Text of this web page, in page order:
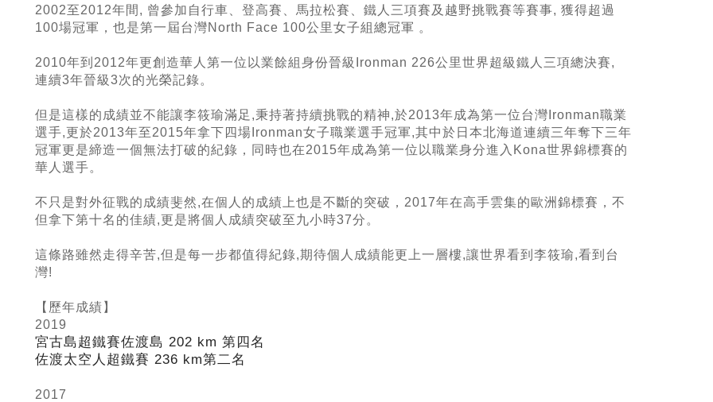
2002至2012年間, 曾參加自行車、登高賽、馬拉松賽、鐵人三項賽及越野挑戰賽等賽事, 獲得超過
100場冠軍，也是第一屆台灣North Face 100公里女子組總冠軍 。
2010年到2012年更創造華人第一位以業餘組身份晉級Ironman 226公里世界超級鐵人三項總決賽,
連續3年晉級3次的光榮記錄。
但是這樣的成績並不能讓李筱瑜滿足,秉持著持續挑戰的精神,於2013年成為第一位台灣Ironman職業
選手,更於2013年至2015年拿下四場Ironman女子職業選手冠軍,其中於日本北海道連續三年奪下三年
冠軍更是締造一個無法打破的紀錄，同時也在2015年成為第一位以職業身分進入Kona世界錦標賽的
華人選手。
不只是對外征戰的成績斐然,在個人的成績上也是不斷的突破，2017年在高手雲集的歐洲錦標賽，不
但拿下第十名的佳績,更是將個人成績突破至九小時37分。
這條路雖然走得辛苦,但是每一步都值得紀錄,期待個人成績能更上一層樓,讓世界看到李筱瑜,看到台
灣!
【歷年成績】
2019
宮古島超鐵賽佐渡島 202 km 第四名
佐渡太空人超鐵賽 236 km第二名
2017